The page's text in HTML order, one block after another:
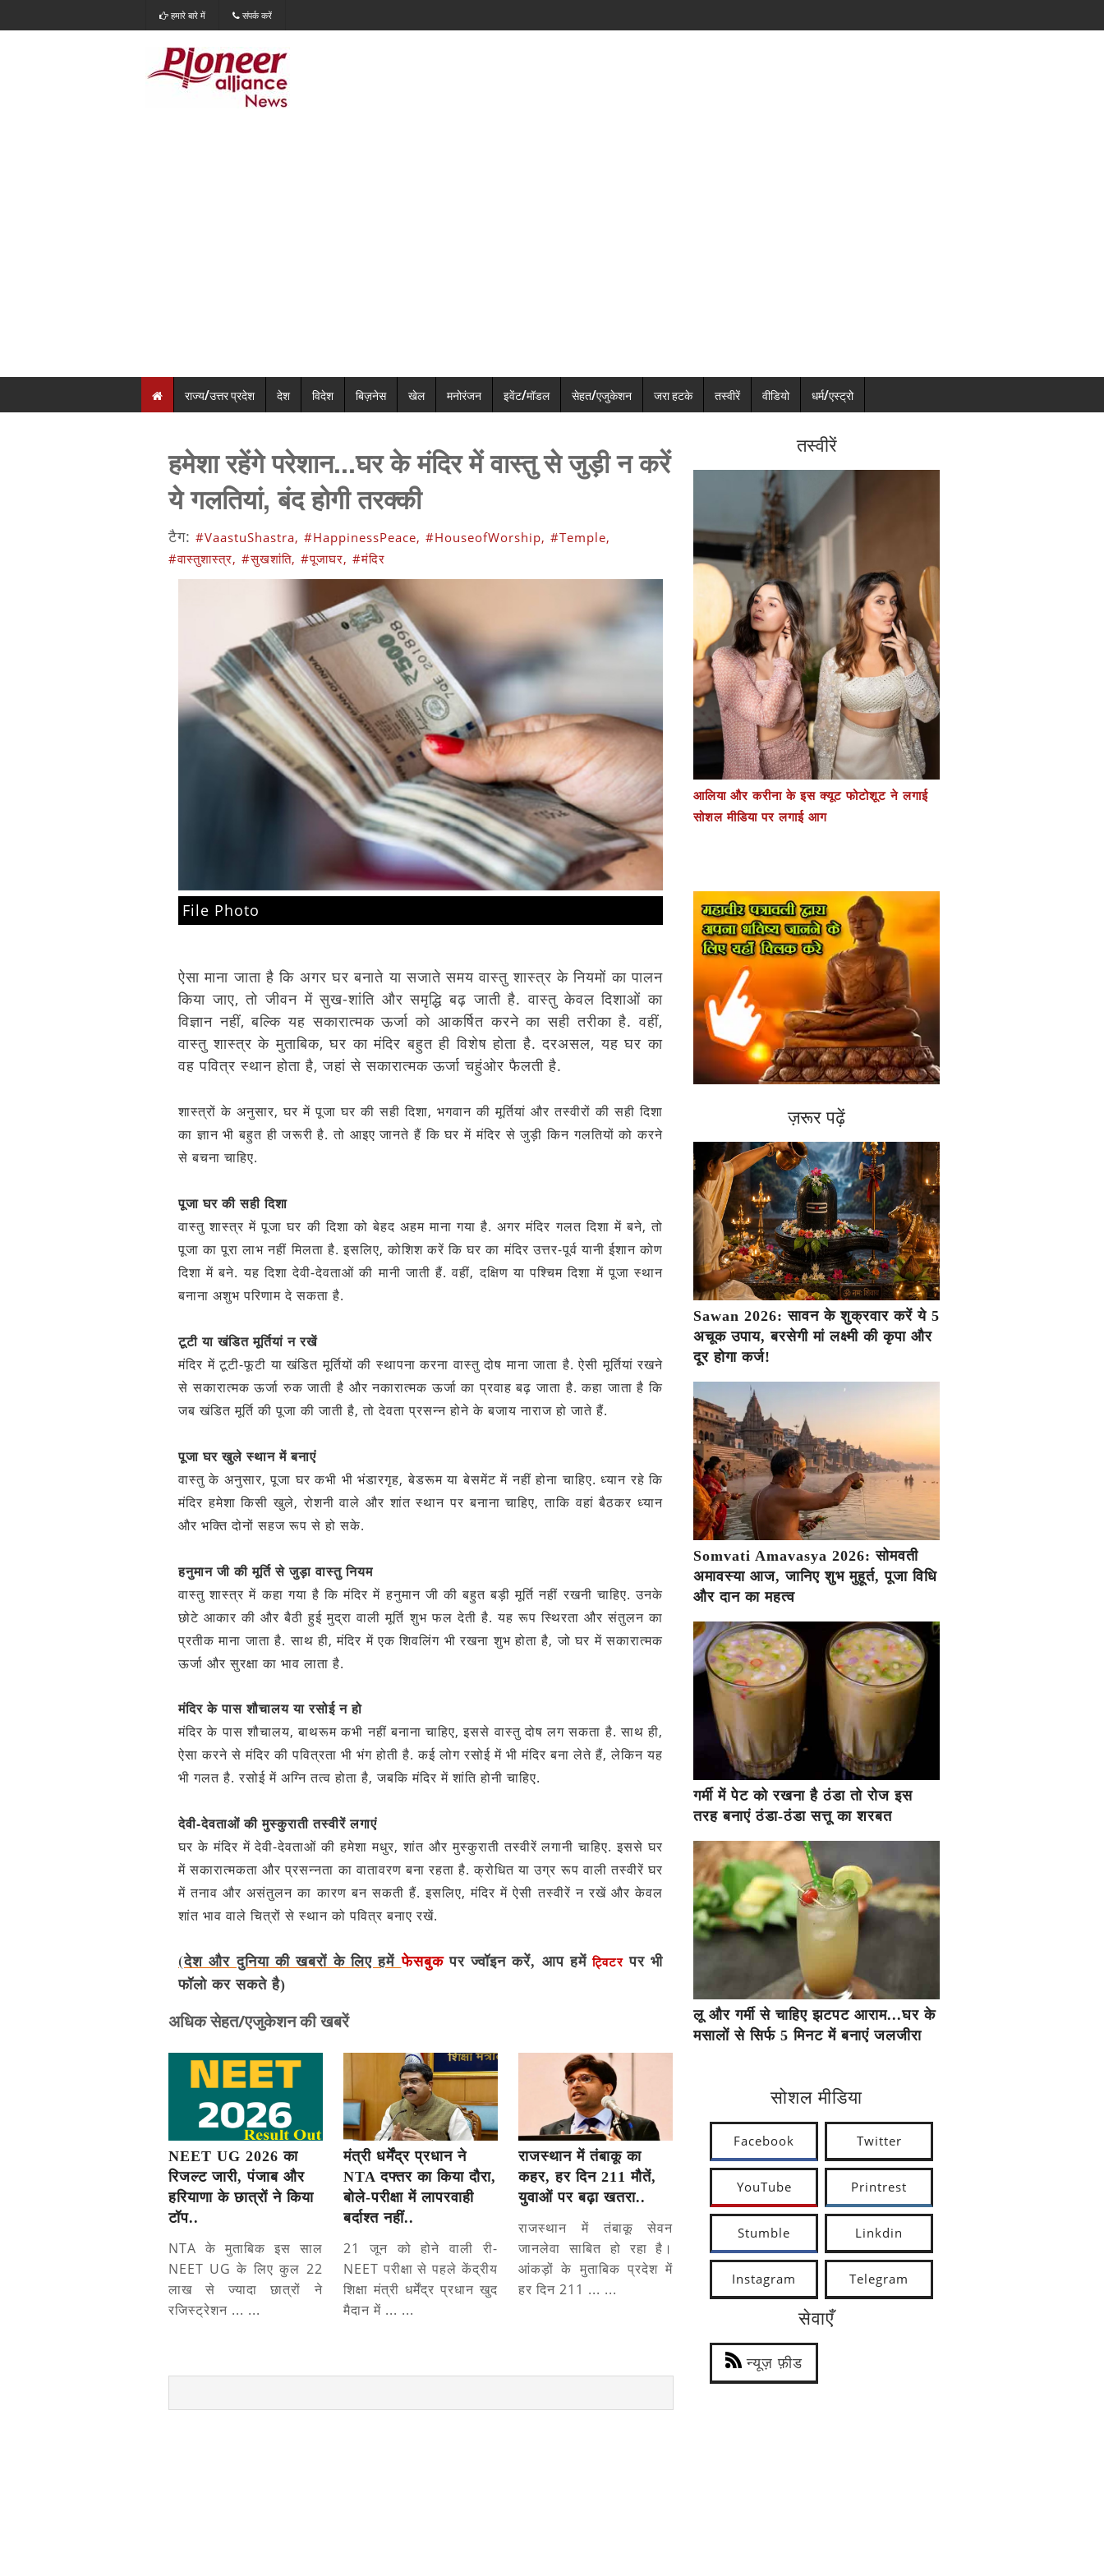
हमारे बारे में संपर्क करें
राज्य/उत्तर प्रदेश देश विदेश बिज़नेस खेल मनोरंजन इवेंट/मॉडल सेहत/एजुकेशन जरा हटके तस्वीरें वीडियो धर्म/एस्ट्रो
हमेशा रहेंगे परेशान...घर के मंदिर में वास्तु से जुड़ी न करें
ये गलतियां, बंद होगी तरक्की
टैग: #VaastuShastra, #HappinessPeace, #HouseofWorship, #Temple,
#वास्तुशास्त्र, #सुखशांति, #पूजाघर, #मंदिर
File Photo
ऐसा माना जाता है कि अगर घर बनाते या सजाते समय वास्तु शास्त्र के नियमों का पालन
किया जाए, तो जीवन में सुख-शांति और समृद्धि बढ़ जाती है. वास्तु केवल दिशाओं का
विज्ञान नहीं, बल्कि यह सकारात्मक ऊर्जा को आकर्षित करने का सही तरीका है. वहीं,
वास्तु शास्त्र के मुताबिक, घर का मंदिर बहुत ही विशेष होता है. दरअसल, यह घर का
वह पवित्र स्थान होता है, जहां से सकारात्मक ऊर्जा चहुंओर फैलती है.
शास्त्रों के अनुसार, घर में पूजा घर की सही दिशा, भगवान की मूर्तियां और तस्वीरों की सही दिशा
का ज्ञान भी बहुत ही जरूरी है. तो आइए जानते हैं कि घर में मंदिर से जुड़ी किन गलतियों को करने
से बचना चाहिए.
पूजा घर की सही दिशा
वास्तु शास्त्र में पूजा घर की दिशा को बेहद अहम माना गया है. अगर मंदिर गलत दिशा में बने, तो
पूजा का पूरा लाभ नहीं मिलता है. इसलिए, कोशिश करें कि घर का मंदिर उत्तर-पूर्व यानी ईशान कोण
दिशा में बने. यह दिशा देवी-देवताओं की मानी जाती हैं. वहीं, दक्षिण या पश्चिम दिशा में पूजा स्थान
बनाना अशुभ परिणाम दे सकता है.
टूटी या खंडित मूर्तियां न रखें
मंदिर में टूटी-फूटी या खंडित मूर्तियों की स्थापना करना वास्तु दोष माना जाता है. ऐसी मूर्तियां रखने
से सकारात्मक ऊर्जा रुक जाती है और नकारात्मक ऊर्जा का प्रवाह बढ़ जाता है. कहा जाता है कि
जब खंडित मूर्ति की पूजा की जाती है, तो देवता प्रसन्न होने के बजाय नाराज हो जाते हैं.
पूजा घर खुले स्थान में बनाएं
वास्तु के अनुसार, पूजा घर कभी भी भंडारगृह, बेडरूम या बेसमेंट में नहीं होना चाहिए. ध्यान रहे कि
मंदिर हमेशा किसी खुले, रोशनी वाले और शांत स्थान पर बनाना चाहिए, ताकि वहां बैठकर ध्यान
और भक्ति दोनों सहज रूप से हो सके.
हनुमान जी की मूर्ति से जुड़ा वास्तु नियम
वास्तु शास्त्र में कहा गया है कि मंदिर में हनुमान जी की बहुत बड़ी मूर्ति नहीं रखनी चाहिए. उनके
छोटे आकार की और बैठी हुई मुद्रा वाली मूर्ति शुभ फल देती है. यह रूप स्थिरता और संतुलन का
प्रतीक माना जाता है. साथ ही, मंदिर में एक शिवलिंग भी रखना शुभ होता है, जो घर में सकारात्मक
ऊर्जा और सुरक्षा का भाव लाता है.
मंदिर के पास शौचालय या रसोई न हो
मंदिर के पास शौचालय, बाथरूम कभी नहीं बनाना चाहिए, इससे वास्तु दोष लग सकता है. साथ ही,
ऐसा करने से मंदिर की पवित्रता भी भंग होती है. कई लोग रसोई में भी मंदिर बना लेते हैं, लेकिन यह
भी गलत है. रसोई में अग्नि तत्व होता है, जबकि मंदिर में शांति होनी चाहिए.
देवी-देवताओं की मुस्कुराती तस्वीरें लगाएं
घर के मंदिर में देवी-देवताओं की हमेशा मधुर, शांत और मुस्कुराती तस्वीरें लगानी चाहिए. इससे घर
में सकारात्मकता और प्रसन्नता का वातावरण बना रहता है. क्रोधित या उग्र रूप वाली तस्वीरें घर
में तनाव और असंतुलन का कारण बन सकती हैं. इसलिए, मंदिर में ऐसी तस्वीरें न रखें और केवल
शांत भाव वाले चित्रों से स्थान को पवित्र बनाए रखें.
(देश और दुनिया की खबरों के लिए हमेंफेसबुकपर ज्वॉइन करें, आप हमेंट्विटर पर भी
फॉलो कर सकते है)
अधिक सेहत/एजुकेशन की खबरें
NEET UG 2026 का
रिजल्ट जारी, पंजाब और
हरियाणा के छात्रों ने किया
टॉप..
NTA के मुताबिक इस साल
NEET UG के लिए कुल 22
लाख से ज्यादा छात्रों ने
रजिस्ट्रेशन ... ...
मंत्री धर्मेंद्र प्रधान ने
NTA दफ्तर का किया दौरा,
बोले-परीक्षा में लापरवाही
बर्दाश्त नहीं..
21 जून को होने वाली री-
NEET परीक्षा से पहले केंद्रीय
शिक्षा मंत्री धर्मेंद्र प्रधान खुद
मैदान में ... ...
राजस्थान में तंबाकू का
कहर, हर दिन 211 मौतें,
युवाओं पर बढ़ा खतरा..
राजस्थान में तंबाकू सेवन
जानलेवा साबित हो रहा है।
आंकड़ों के मुताबिक प्रदेश में
हर दिन 211 ... ...
तस्वीरें
आलिया और करीना के इस क्यूट फोटोशूट ने लगाई
सोशल मीडिया पर लगाई आग
ज़रूर पढ़ें
Sawan 2026: सावन के शुक्रवार करें ये 5
अचूक उपाय, बरसेगी मां लक्ष्मी की कृपा और
दूर होगा कर्ज!
Somvati Amavasya 2026: सोमवती
अमावस्या आज, जानिए शुभ मुहूर्त, पूजा विधि
और दान का महत्व
गर्मी में पेट को रखना है ठंडा तो रोज इस
तरह बनाएं ठंडा-ठंडा सत्तू का शरबत
लू और गर्मी से चाहिए झटपट आराम...घर के
मसालों से सिर्फ 5 मिनट में बनाएं जलजीरा
सोशल मीडिया
Facebook Twitter
YouTube Printrest
Stumble Linkdin
Instagram Telegram
सेवाएँ
न्यूज़ फ़ीड